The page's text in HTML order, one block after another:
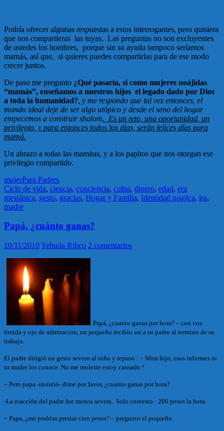
Podría ofrecer algunas respuestas a estos interrogantes, pero quisiera
que nos compartieras las tuyas. Las preguntas no son excluyentes
de ustedes los hombres, porque sin su ayuda tampoco seríamos
mamás, así que, si quieres puedes compartirlas para de ese modo
crecer juntos.
De paso me pregunto ¿Qué pasaría, si como mujeres noájidas
“mamás”, enseñamos a nuestros hijos el legado dado por Dios
a toda la humanidad?, y me respondo que tal vez entonces, el
mundo ideal deje de ser algo utópico y desde el seno del hogar
empecemos a construir shalom. Es un reto, una oportunidad, un
privilegio, y para entonces todos los días, serán felices días para
mamá.
Un abrazo a todas las mamitas, y a los papitos que nos otorgan ese
privilegio compartido.
mujerPara Padres
Ciclo de vida, ciencia, conciencia, culpa, dinero, edad, era
mesiánica, gesto, gracias, Hogar y Familia, Identidad noajica, ira,
madre
Papá, ¿cuánto ganas?
10/11/2010Yehuda Ribco 2 comentarios
Papá, ¿cuanto ganas por hora? – con voz
timida y ojo de admiracion, un pequeño recibïo asi a su padre al termino de su
trabajo.
El padre dirigió un gesto severo al niño y repuso : – Mira hijo, esos informes ni
tu madre los conoce. No me moleste estoy cansado !
– Pero papa -insistió- dime por favor, ¿cuanto ganas por hora?
-La reacción del padre fue menos severa. Solo contesto : 200 pesos la hora.
– Papa, ¿me podrías prestar cien pesos? – pregunto el pequeño.